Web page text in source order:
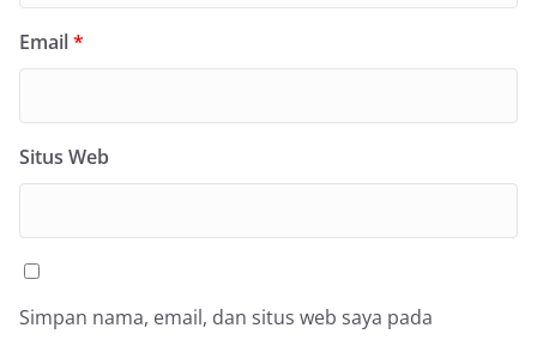
Email*
Situs Web
Simpan nama, email, dan situs web saya pada